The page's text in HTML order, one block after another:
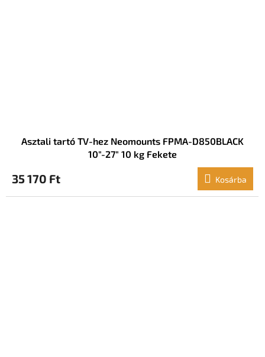
Asztali tartó TV-hez Neomounts FPMA-D850BLACK
10"-27" 10 kg Fekete
35 170 Ft Kosárba